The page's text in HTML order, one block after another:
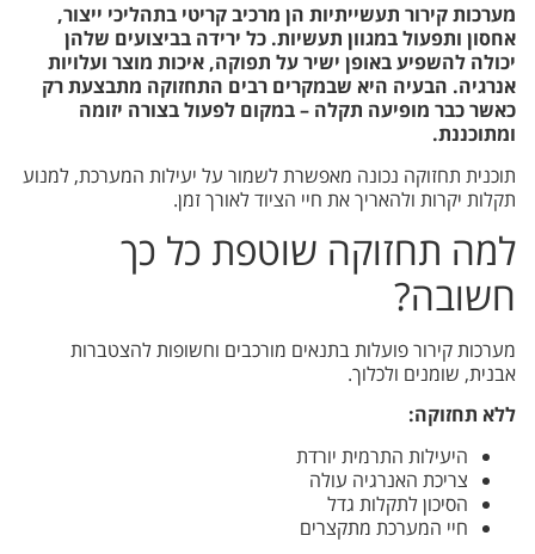
מערכות קירור תעשייתיות הן מרכיב קריטי בתהליכי ייצור,
אחסון ותפעול במגוון תעשיות. כל ירידה בביצועים שלהן
יכולה להשפיע באופן ישיר על תפוקה, איכות מוצר ועלויות
אנרגיה. הבעיה היא שבמקרים רבים התחזוקה מתבצעת רק
כאשר כבר מופיעה תקלה – במקום לפעול בצורה יזומה
ומתוכננת.
תוכנית תחזוקה נכונה מאפשרת לשמור על יעילות המערכת, למנוע
תקלות יקרות ולהאריך את חיי הציוד לאורך זמן.
למה תחזוקה שוטפת כל כך
חשובה?
מערכות קירור פועלות בתנאים מורכבים וחשופות להצטברות
אבנית, שומנים ולכלוך.
ללא תחזוקה:
היעילות התרמית יורדת
צריכת האנרגיה עולה
הסיכון לתקלות גדל
חיי המערכת מתקצרים